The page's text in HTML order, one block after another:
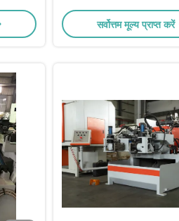
सर्वोत्तम मूल्य प्राप्त करें